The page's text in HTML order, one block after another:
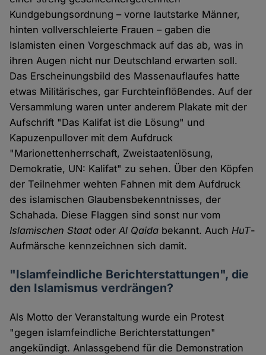
Kundgebungsordnung – vorne lautstarke Männer,
hinten vollverschleierte Frauen – gaben die
Islamisten einen Vorgeschmack auf das ab, was in
ihren Augen nicht nur Deutschland erwarten soll.
Das Erscheinungsbild des Massenauflaufes hatte
etwas Militärisches, gar Furchteinflößendes. Auf der
Versammlung waren unter anderem Plakate mit der
Aufschrift "Das Kalifat ist die Lösung" und
Kapuzenpullover mit dem Aufdruck
"Marionettenherrschaft, Zweistaatenlösung,
Demokratie, UN: Kalifat" zu sehen. Über den Köpfen
der Teilnehmer wehten Fahnen mit dem Aufdruck
des islamischen Glaubensbekenntnisses, der
Schahada. Diese Flaggen sind sonst nur vom
Islamischen Staat oderAl Qaida bekannt. AuchHuT-
Aufmärsche kennzeichnen sich damit.
"Islamfeindliche Berichterstattungen", die
den Islamismus verdrängen?
Als Motto der Veranstaltung wurde ein Protest
"gegen islamfeindliche Berichterstattungen"
angekündigt. Anlassgebend für die Demonstration